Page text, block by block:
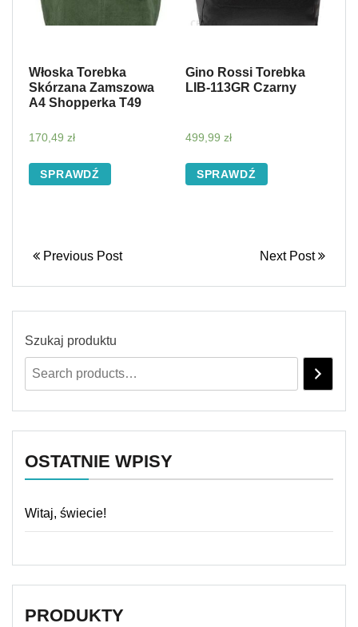
Włoska Torebka
Skórzana Zamszowa
A4 Shopperka T49
170,49 zł
SPRAWDŹ
Gino Rossi Torebka
LIB-113GR Czarny
499,99 zł
SPRAWDŹ
Previous Post Next Post
Szukaj produktu
OSTATNIE WPISY
Witaj, świecie!
PRODUKTY